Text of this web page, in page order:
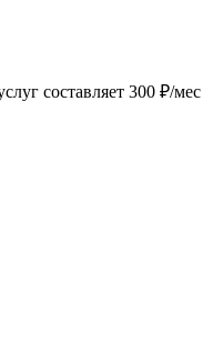
составляет 300 ₽/мес